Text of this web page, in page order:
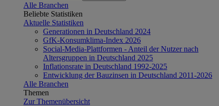
Alle Branchen
Beliebte Statistiken
Aktuelle Statistiken
Generationen in Deutschland 2024
GfK-Konsumklima-Index 2026
Social-Media-Plattformen - Anteil der Nutzer nach
Altersgruppen in Deutschland 2025
Inflationsrate in Deutschland 1992-2025
Entwicklung der Bauzinsen in Deutschland 2011-2026
Alle Branchen
Themen
Zur Themenübersicht